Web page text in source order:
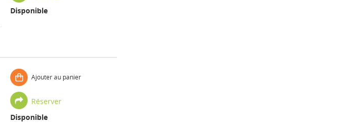
Disponible
Ajouter au panier
Réserver
Disponible